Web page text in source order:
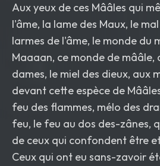
Aux yeux de ces Mââles qui
l'âme, la lame des Maux, le
larmes de l'âme, le monde du
Maaaan, ce monde de mââle,
dames, le miel des dieux, aux
devant cette espèce de
feu des flammes, mélo des
feu, le feu au dos des-zânes,
de ceux qui confondent être
Ceux qui ont eu sans-zavoir